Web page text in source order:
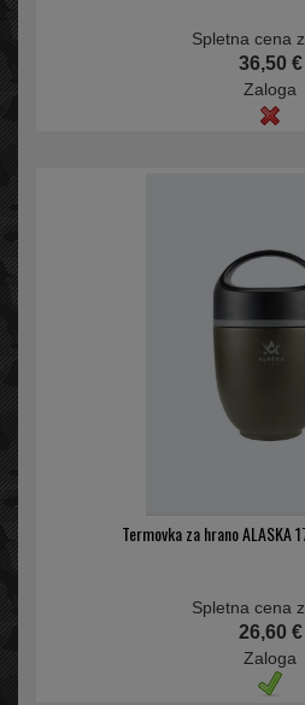
Spletna cena
36,50 €
Zaloga
Termovka za hrano ALASKA
Spletna cena
26,60 €
Zaloga